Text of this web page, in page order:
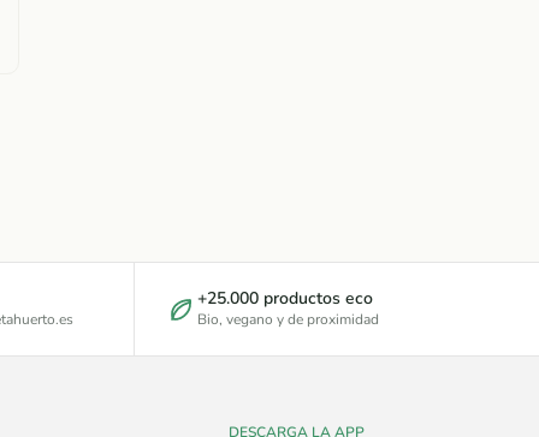
+25.000 productos eco
Bio, vegano y de proximidad
DESCARGA LA APP